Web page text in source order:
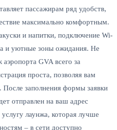
пассажирам ряд удобств,
максимально комфортным.
и напитки, подключение Wi-
и уютные зоны ожидания. Не
GVA всего за
проста, позволяя вам
заполнения формы заявки
отправлен на ваш адрес
лаунжа, которая лучше
– в сети доступно